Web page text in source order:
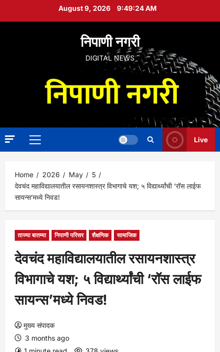
August 9, 2026 9:49:26 AM
निपाणी नगरी
DIGITAL NEWS
Primary
Live
Home 2026 May
5
देवचंद महाविद्यालयातील रसायनशास्त्र विभागाचे यश; ५ विद्यार्थ्यांची ‘रॉस लाईफ
सायन्स’मध्ये निवड!
ताज्या बातम्या निपाणी परिसर शैक्षणिक सामाजिक
देवचंद महाविद्यालयातील रसायनशास्त्र
विभागाचे यश; ५ विद्यार्थ्यांची ‘रॉस लाईफ
सायन्स’मध्ये निवड!
मुख्य संपादक
3 months ago